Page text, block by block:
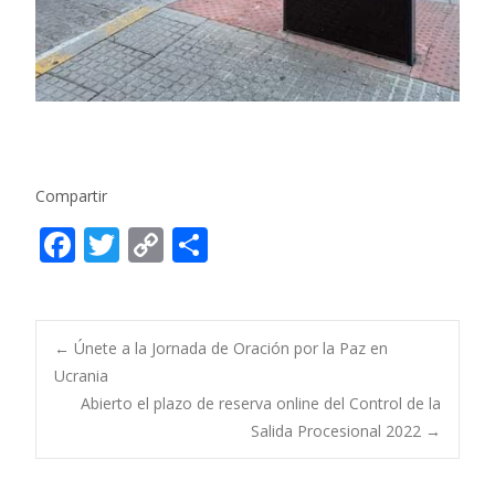
Compartir
F
e
b
o
o
k
T
itt
er
C
p
y
Li
n
k
m
p
ti
r
Post
navigation
← Únete a la Jornada de Oración por la Paz en
Ucrania
Abierto el plazo de reserva online del Control de la
Salida Procesional 2022 →